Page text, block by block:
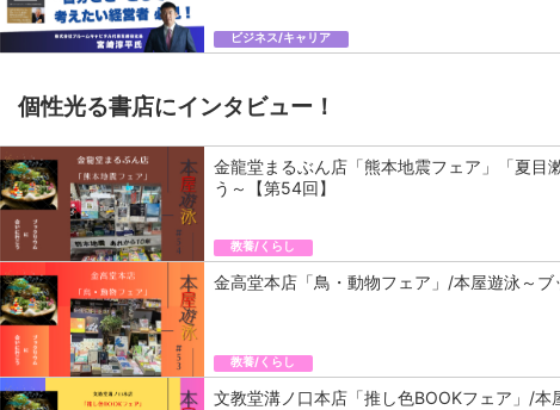
ビジネス/キャリア
個性光る書店にインタビュー！
金龍堂まるぶん店「熊本地震フェア」「夏目
う～【第54回】
教養/くらし
金高堂本店「鳥・動物フェア」/本屋遊泳～ブ
教養/くらし
文教堂溝ノ口本店「推し色BOOKフェア」/本